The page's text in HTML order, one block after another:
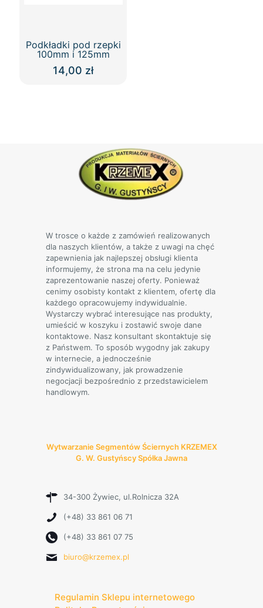
Podkładki pod rzepki
100mm i 125mm
14,00 zł
wybrać
na
stronie
produktu
W trosce o każde z zamówień realizowanych
dla naszych klientów, a także z uwagi na chęć
zapewnienia jak najlepszej obsługi klienta
informujemy, że strona ma na celu jedynie
zaprezentowanie naszej oferty. Ponieważ
cenimy osobisty kontakt z klientem, ofertę dla
każdego opracowujemy indywidualnie.
Wystarczy wybrać interesujące nas produkty,
umieścić w koszyku i zostawić swoje dane
kontaktowe. Nasz konsultant skontaktuje się
z Państwem. To sposób wygodny jak zakupy
w internecie, a jednocześnie
zindywidualizowany, jak prowadzenie
negocjacji bezpośrednio z przedstawicielem
handlowym.
Wytwarzanie Segmentów Ściernych KRZEMEX
G. W. Gustyńscy Spółka Jawna
34-300 Żywiec, ul.Rolnicza 32A
(+48) 33 861 06 71
(+48) 33 861 07 75
biuro@krzemex.pl
Regulamin Sklepu internetowego